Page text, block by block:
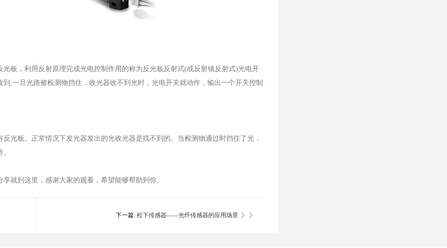
，利用反射原理完成光电控制作用的称为反光板反射式(或反射镜反射式)光电开
;一旦光路被检测物挡住，收光器收不到光时，光电开关就动作，输出一个开关控制
板。正常情况下发光器发出的光收光器是找不到的。当检测物通过时挡住了光，
到这里，感谢大家的观看，希望能够帮助到你。
下一篇: 松下传感器——光纤传感器的应用场景